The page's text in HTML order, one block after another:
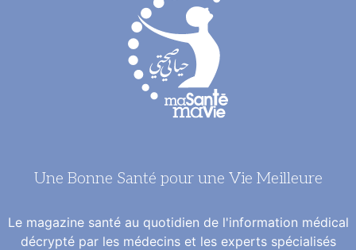
Une Bonne Santé pour une Vie Meilleure
Le magazine santé au quotidien de l'information médical
décrypté par les médecins et les experts spécialisés